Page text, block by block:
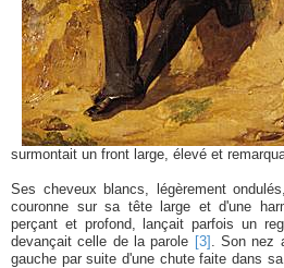
surmontait un front large, élevé et
Ses cheveux blancs, légèrement
couronne sur sa tête large et d'une
perçant et profond, lançait parfois un
devançait celle de la parole
[3] . Son nez
gauche par suite d'une chute faite dans